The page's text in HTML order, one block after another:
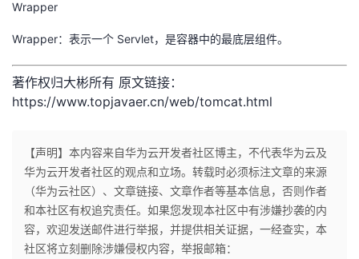
Wrapper
Wrapper：表示一个 Servlet，是容器中的最底层组件。
著作权归大彬所有 原文链接：
https://www.topjavaer.cn/web/tomcat.html
【声明】本内容来自华为云开发者社区博主，不代表华为云及
华为云开发者社区的观点和立场。转载时必须标注文章的来源
（华为云社区）、文章链接、文章作者等基本信息，否则作者
和本社区有权追究责任。如果您发现本社区中有涉嫌抄袭的内
容，欢迎发送邮件进行举报，并提供相关证据，一经查实，本
社区将立刻删除涉嫌侵权内容，举报邮箱：